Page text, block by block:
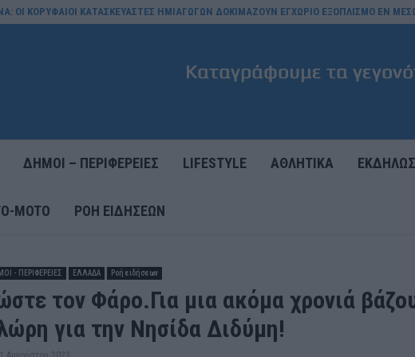
ΟΙ ΚΟΡΥΦΑΙΟΙ ΚΑΤΑΣΚΕΥΑΣΤΕΣ ΗΜΙΑΓΩΓΩΝ ΔΟΚΙΜΑΖΟΥΝ ΕΓΧΩΡΙΟ ΕΞΟΠΛΙΣΜΟ ΕΝ
ΔΗΜΟΙ – ΠΕΡΙΦΕΡΕΙΕΣ LIFESTYLE ΑΘΛΗΤΙΚΑ
MOTO ΡΟΉ ΕΙΔΉΣΕΩΝ
- ΠΕΡΙΦΕΡΕΙΕΣ ΕΛΛΑΔΑ Ροή ειδήσεων
τον Φάρο.Για μια ακόμα χρονιά
για την Νησίδα Διδύμη!